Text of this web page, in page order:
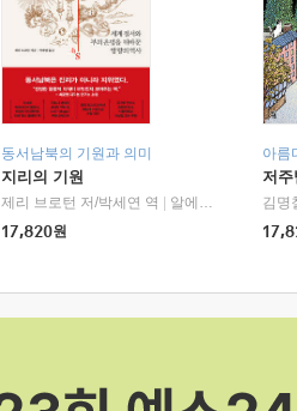
동서남북의 기원과 의미
지리의 기원
제리 브로턴 저/박세연 역
알에이치코리아(RHK)
17,820원
아름
저
김명